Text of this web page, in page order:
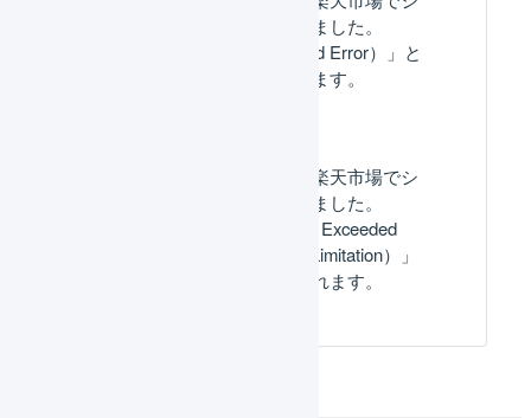
ステムエラーが発生しました。
（[ES01-07] Unexpected Error）」と
いうエラーが表示されます。
楽天市場との連携で「楽天市場でシ
ステムエラーが発生しました。
（[ES01-05] Forbidden- Exceeded
Number of Connection Limitation）」
というエラーが表示されます。